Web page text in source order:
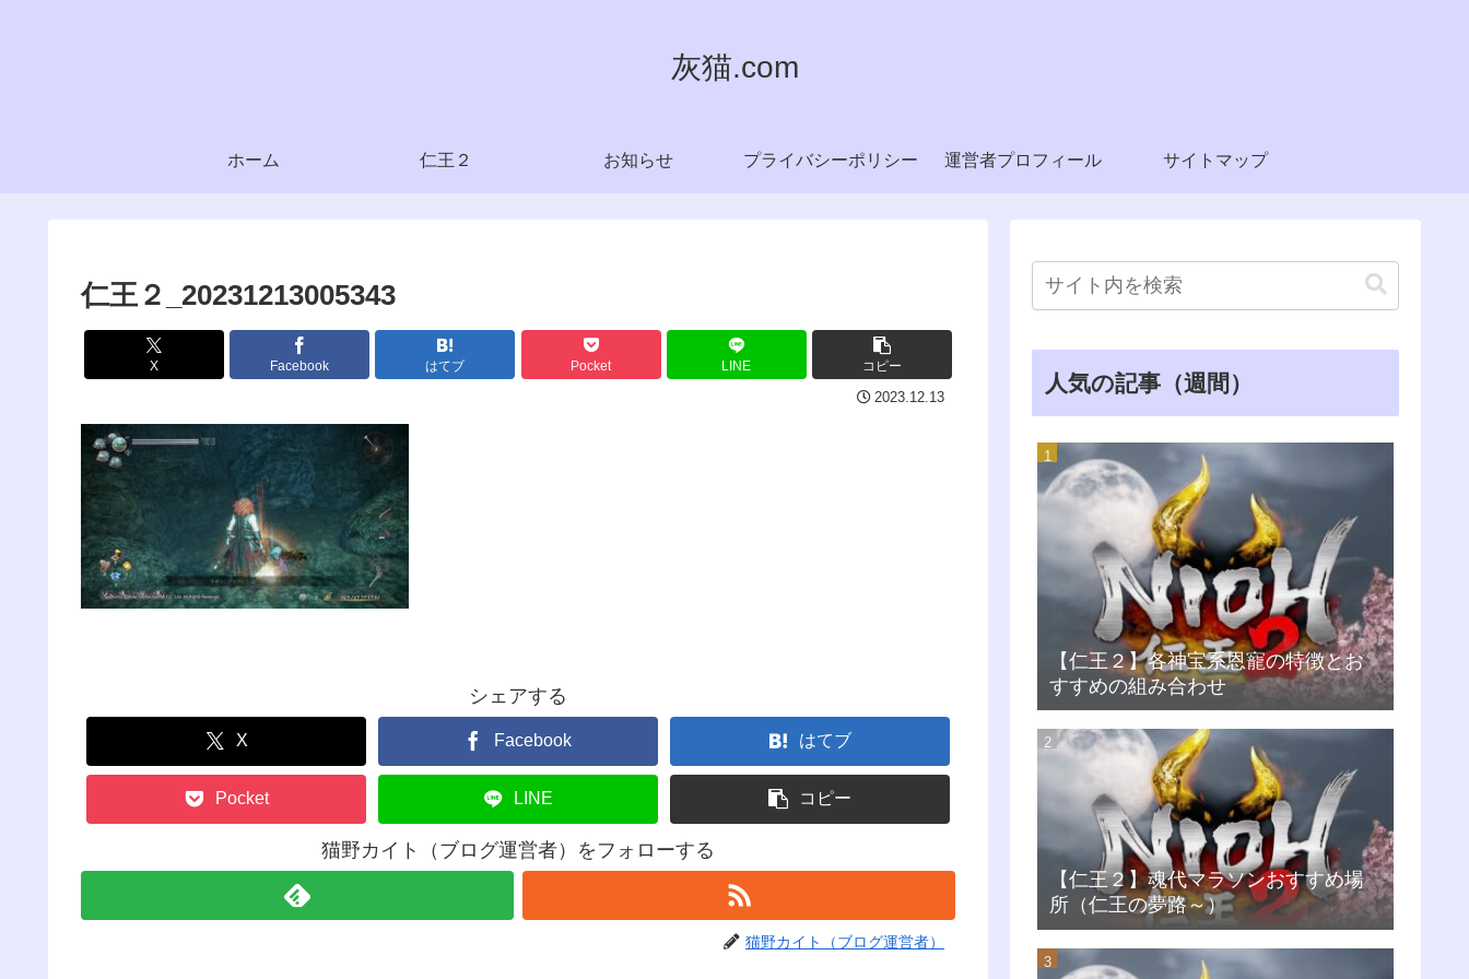
灰猫.com
ホーム 仁王２ お知らせ プライバシーポリシー 運営者プロフィール サイトマップ
仁王２_20231213005343
X Facebook はてブ Pocket LINE コピー
2023.12.13
シェアする
X Facebook はてブ
Pocket LINE コピー
猫野カイト（ブログ運営者）をフォローする
猫野カイト（ブログ運営者）
人気の記事（週間）
【仁王２】各神宝系恩寵の特徴とお
すすめの組み合わせ
【仁王２】魂代マラソンおすすめ場
所（仁王の夢路～）